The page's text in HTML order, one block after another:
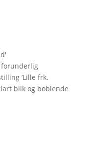
'
’Lille frk.
blik og boblende